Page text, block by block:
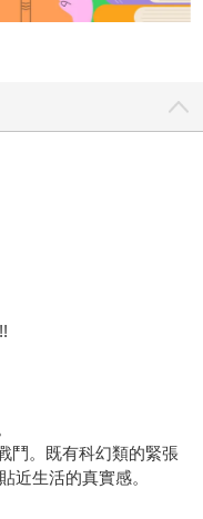
鬥。既有科幻類的緊張
近生活的真實感。